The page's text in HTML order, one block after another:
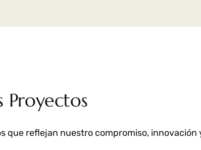
Proyectos
que reflejan nuestro compromiso,